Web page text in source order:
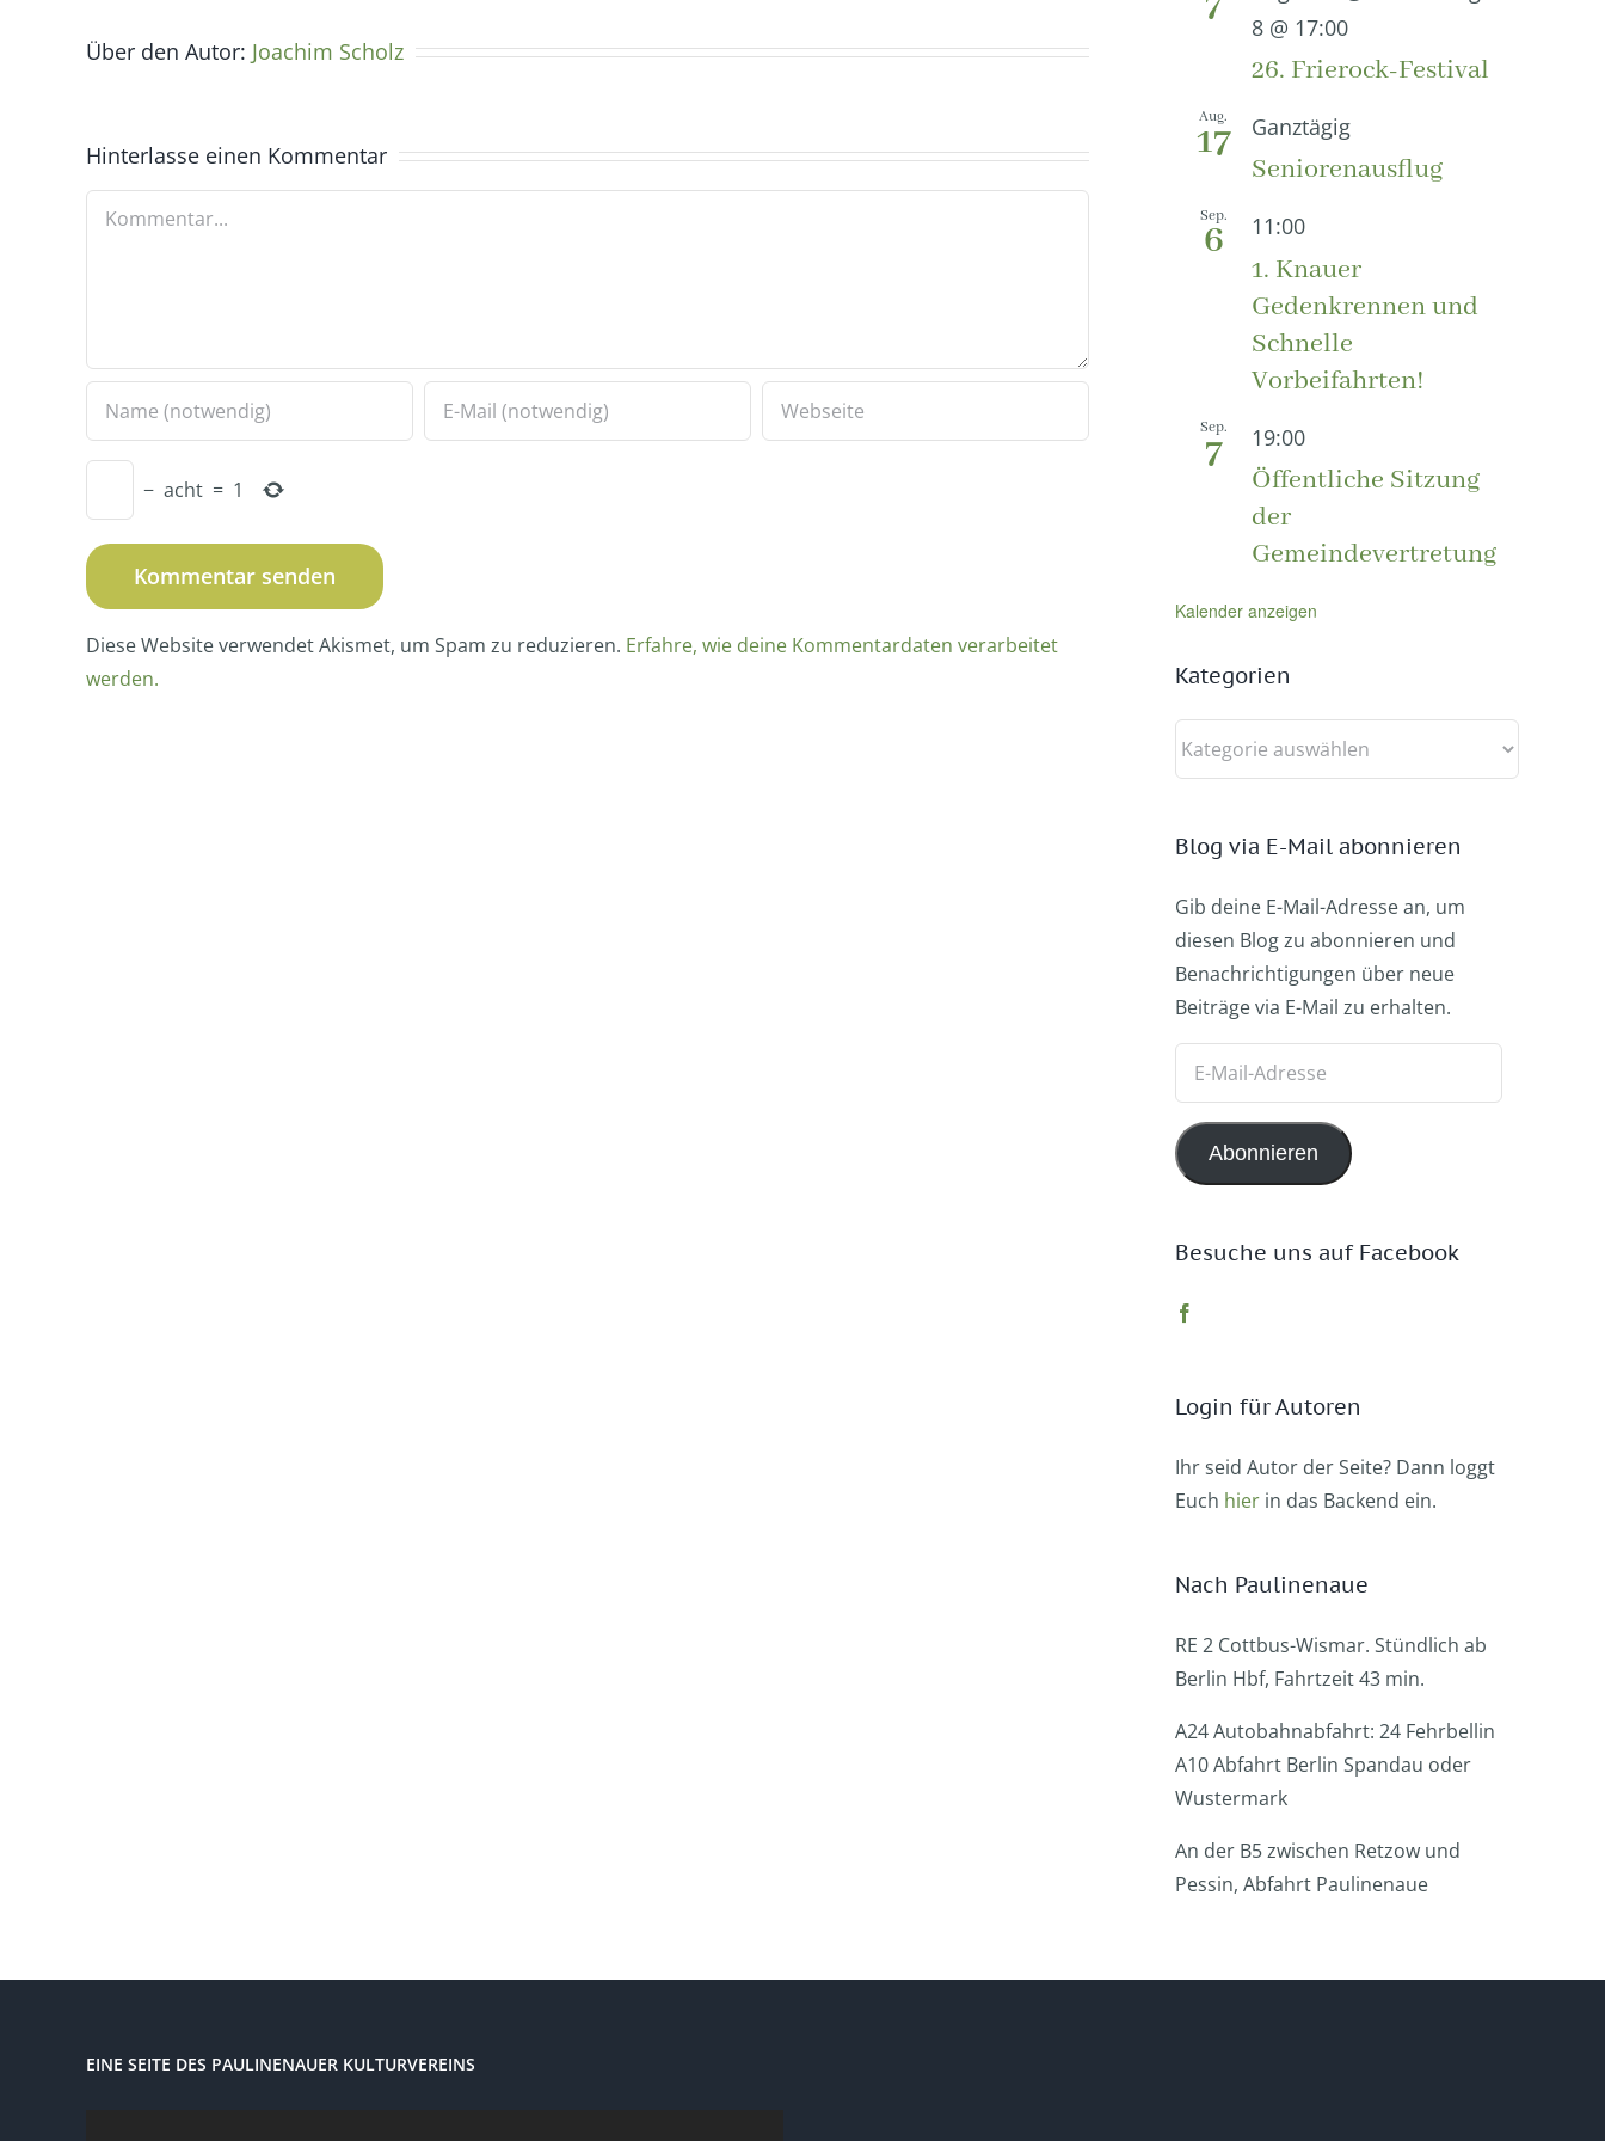
Über den Autor: Joachim Scholz
Hinterlasse einen Kommentar
Kommentar
− acht = 1
Diese Website verwendet Akismet, um Spam zu reduzieren. Erfahre, wie deine Kommentardaten verarbeitet
werden.
8 @ 17:00
26. Frierock-Festival
Aug.
17 Ganztägig
Seniorenausflug
Sep.
6 11:00
1. Knauer
Gedenkrennen und
Schnelle
Vorbeifahrten!
Sep.
7 19:00
Öffentliche Sitzung
der
Gemeindevertretung
Kalender anzeigen
Kategorien
Kategorien
Blog via E-Mail abonnieren
Gib deine E-Mail-Adresse an, um
diesen Blog zu abonnieren und
Benachrichtigungen über neue
Beiträge via E-Mail zu erhalten.
Adresse
Abonnieren
Besuche uns auf Facebook
Login für Autoren
Ihr seid Autor der Seite? Dann loggt
Euch hier in das Backend ein.
Nach Paulinenaue
RE 2 Cottbus-Wismar. Stündlich ab
Berlin Hbf, Fahrtzeit 43 min.
A24 Autobahnabfahrt: 24 Fehrbellin
A10 Abfahrt Berlin Spandau oder
Wustermark
An der B5 zwischen Retzow und
Pessin, Abfahrt Paulinenaue
EINE SEITE DES PAULINENAUER KULTURVEREINS